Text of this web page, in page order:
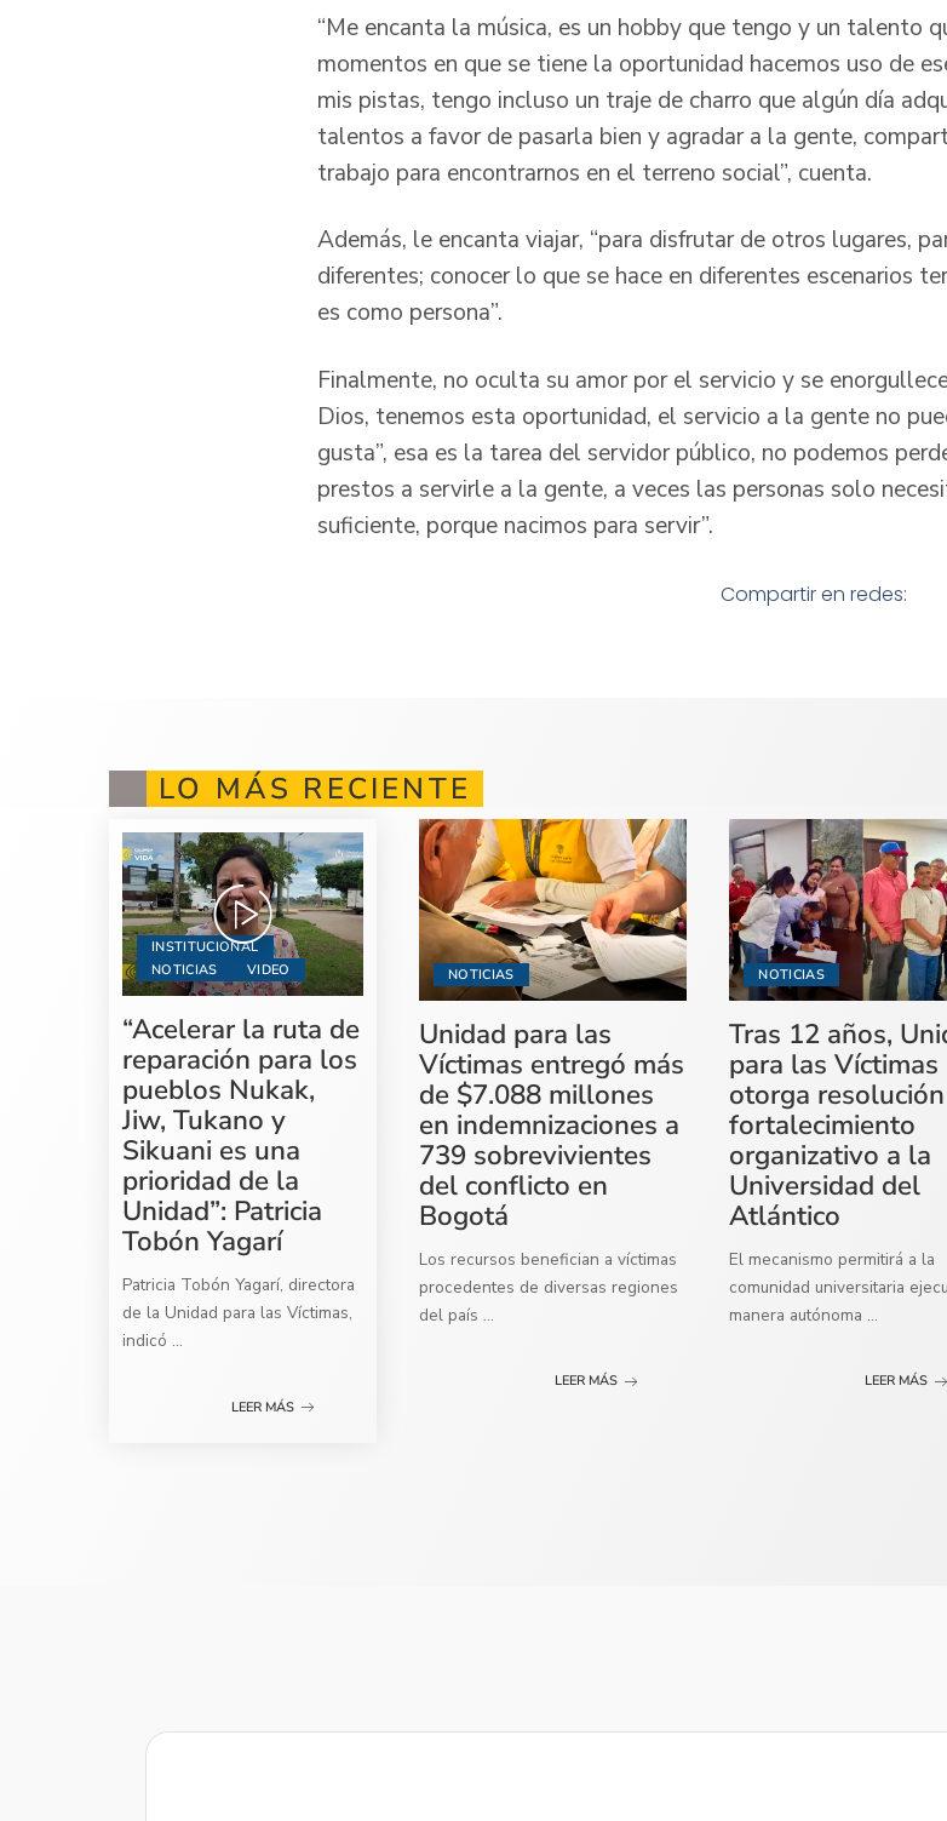
“Me encanta la música, es un hobby que tengo y un talento
momentos en que se tiene la oportunidad hacemos uso de
mis pistas, tengo incluso un traje de charro que algún día
talentos a favor de pasarla bien y agradar a la gente,
trabajo para encontrarnos en el terreno social”, cuenta.
Además, le encanta viajar, “para disfrutar de otros lugares,
diferentes; conocer lo que se hace en diferentes escenarios
es como persona”.
Finalmente, no oculta su amor por el servicio y se
Dios, tenemos esta oportunidad, el servicio a la gente no
gusta”, esa es la tarea del servidor público, no podemos
prestos a servirle a la gente, a veces las personas solo
suficiente, porque nacimos para servir”.
Compartir en redes:
LO MÁS RECIENTE
INSTITUCIONAL
NOTICIAS
VIDEO
“Acelerar la ruta de
reparación para los
pueblos Nukak,
Jiw, Tukano y
Sikuani es una
prioridad de la
Unidad”: Patricia
Tobón Yagarí
Patricia Tobón Yagarí, directora
de la Unidad para las Víctimas,
indicó ...
LEER MÁS
NOTICIAS
Unidad para las
Víctimas entregó más
de $7.088 millones
en indemnizaciones a
739 sobrevivientes
del conflicto en
Bogotá
Los recursos benefician a víctimas
procedentes de diversas regiones
del país ...
LEER MÁS
NOTICIAS
Tras 12 años,
para las Víctimas
otorga
fortalecimiento
organizativo a la
Universidad del
Atlántico
El mecanismo permitirá a la
comunidad universitaria
manera autónoma ...
LEER MÁS